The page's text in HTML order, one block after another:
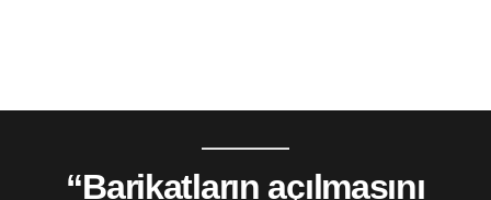
“Barikatların açılmasını